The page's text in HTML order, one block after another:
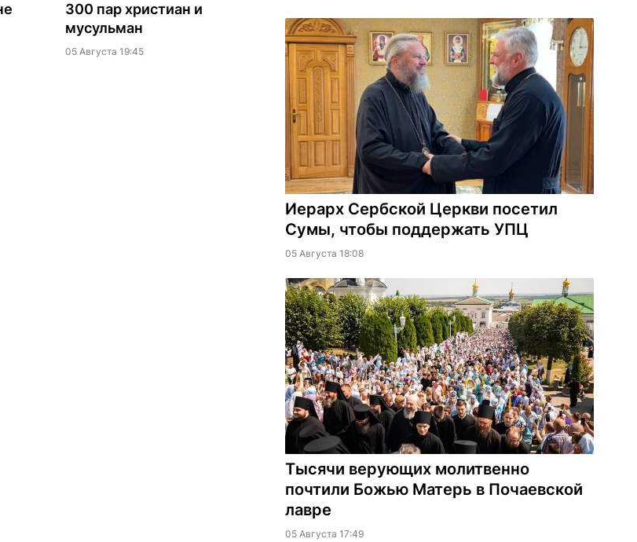
300 пар христиан и
мусульман
05 Августа 19:45
Иерарх Сербской Церкви посетил
Сумы, чтобы поддержать УПЦ
05 Августа 18:08
Тысячи верующих молитвенно
почтили Божью Матерь в Почаевской
лавре
05 Августа 17:49